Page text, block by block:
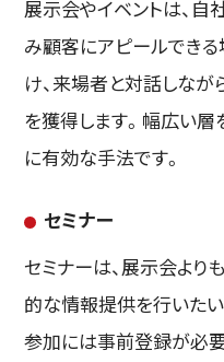
展示会やイベントは、
み顧客にアピールでき
け、来場者と対話しなが
を獲得します。幅広い
に有効な手法です。
セミナー
セミナーは、展示会より
的な情報提供を行いた
参加には事前登録が必